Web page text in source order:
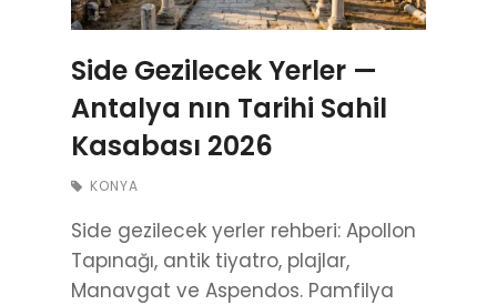
Side Gezilecek Yerler —
Antalya nın Tarihi Sahil
Kasabası 2026
KONYA
Side gezilecek yerler rehberi: Apollon
Tapınağı, antik tiyatro, plajlar,
Manavgat ve Aspendos. Pamfilya